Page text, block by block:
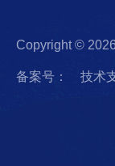
Copyright ©
备案号： 技术